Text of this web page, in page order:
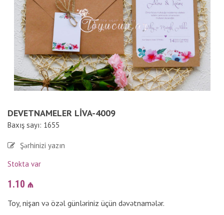
DEVETNAMELER LIVA-4009
Baxış sayı: 1655
Şərhinizi yazın
Stokta var
1.10 ₼
Toy, nişan və özəl günləriniz üçün dəvətnamələr.